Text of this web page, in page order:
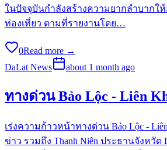
ในปัจจุบันกำลังสร้างความยากลำบากใ
ท่องเที่ยว ตามที่รายงานโดย…
0Read more →
DaLat News
about 1 month ago
ทางด่วน Bảo Lộc - Liên
เร่งความก้าวหน้าทางด่วน Bảo Lộc -
ข่าว รวมถึง Thanh Niên ประธานจังหวัด